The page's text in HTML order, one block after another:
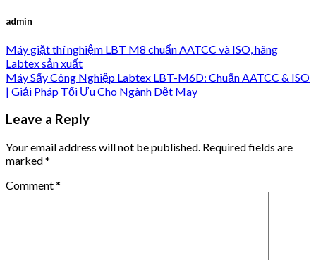
admin
Máy giặt thí nghiệm LBT M8 chuẩn AATCC và ISO, hãng
Labtex sản xuất
Máy Sấy Công Nghiệp Labtex LBT-M6D: Chuẩn AATCC & ISO
| Giải Pháp Tối Ưu Cho Ngành Dệt May
Leave a Reply
Your email address will not be published. Required fields are
marked*
Comment*